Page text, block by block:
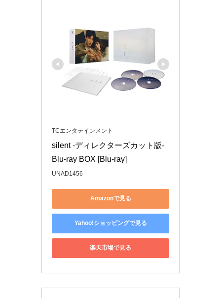
TCエンタテインメント
silent -ディレクターズカット版-
Blu-ray BOX [Blu-ray]
UNAD1456
Amazonで見る
Yahoo!ショッピングで見る
楽天市場で見る